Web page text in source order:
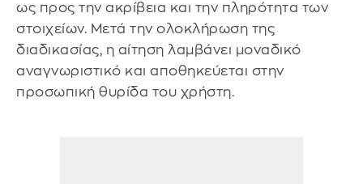
ως προς την ακρίβεια και την πληρότητα των
στοιχείων. Μετά την ολοκλήρωση της
διαδικασίας, η αίτηση λαμβάνει μοναδικό
αναγνωριστικό και αποθηκεύεται στην
προσωπική θυρίδα του χρήστη.